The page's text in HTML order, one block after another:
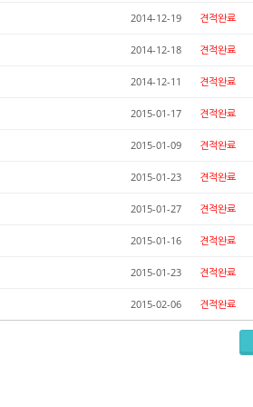
2014-12-19 견적완료
2014-12-18 견적완료
2014-12-11 견적완료
2015-01-17 견적완료
2015-01-09 견적완료
2015-01-23 견적완료
2015-01-27 견적완료
2015-01-16 견적완료
2015-01-23 견적완료
2015-02-06 견적완료